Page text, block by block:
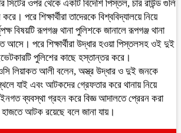
সিটের ওপর থেকে একটি বিদেশি পিস্তল, চার রাউন্ড গুলি
পরে শিক্ষার্থীরা তাদেরকে বিশ্ববিদ্যালয়ে নিয়ে
বিষয়টি রূপগঞ্জ থানা পুলিশকে জানালে রূপগঞ্জ থানা
আসে। পরে শিক্ষার্থীরা উদ্ধার হওয়া পিস্তলসহ ওই দুই
পুলিশের কাছে হস্তান্তর করে।
ওসি লিয়াকত আলী বলেন, অস্ত্র উদ্ধার ও দুই জনকে
যাই এবং আটকদের গ্রেফতার করে থানায় নিয়ে
ব্যবস্থা গ্রহন করে বিজ্ঞ আদালতে প্রেরন করা
হাজতে আটক রয়েছে বলে জানা যায়।